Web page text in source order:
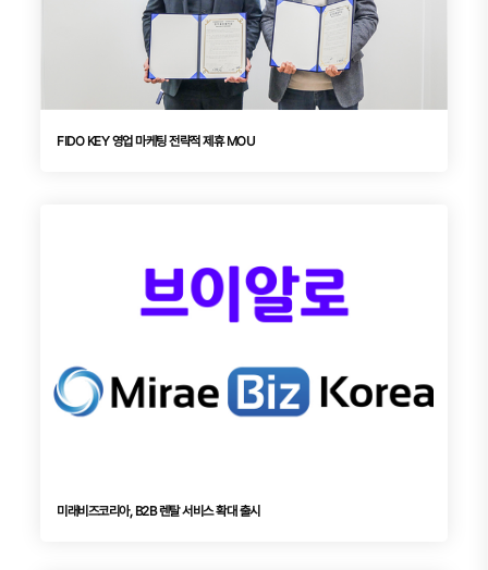
FIDO KEY 영업 마케팅 전략적 제휴 MOU
미래비즈코리아, B2B 렌탈 서비스 확대 출시